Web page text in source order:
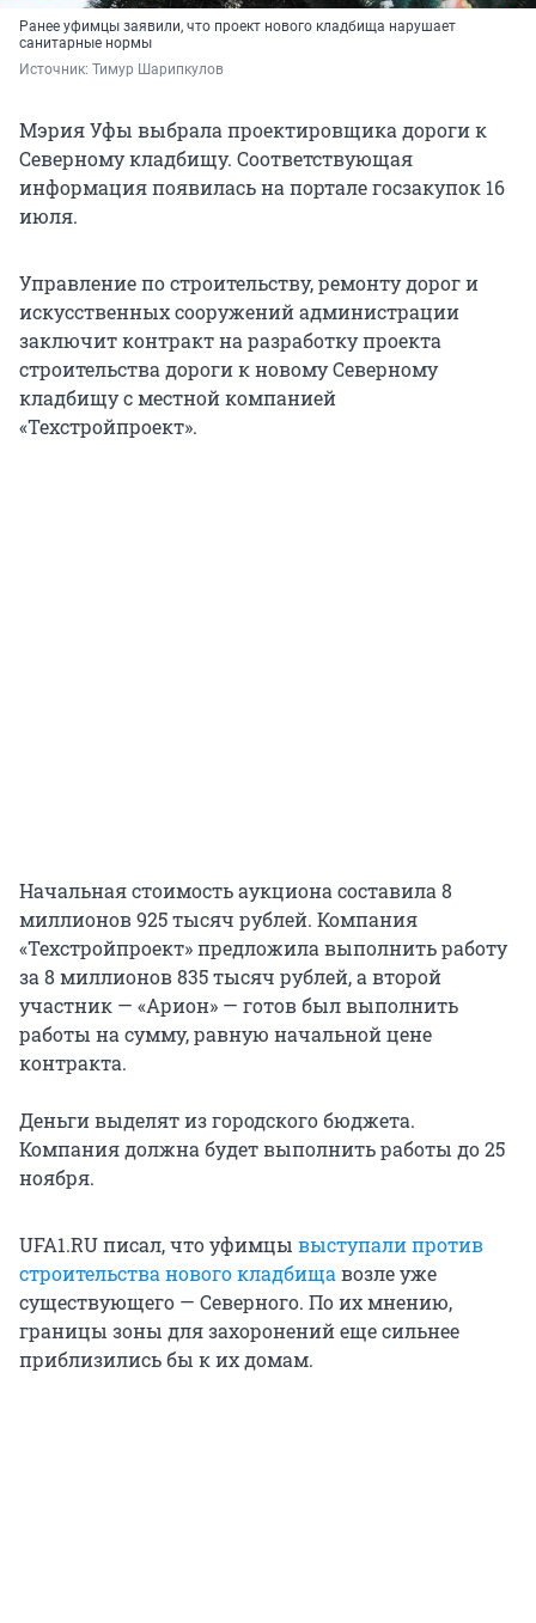
Ранее уфимцы заявили, что проект нового кладбища нарушает
санитарные нормы
Источник: Тимур Шарипкулов
Мэрия Уфы выбрала проектировщика дороги к
Северному кладбищу. Соответствующая
информация появилась на портале госзакупок 16
июля.
Управление по строительству, ремонту дорог и
искусственных сооружений администрации
заключит контракт на разработку проекта
строительства дороги к новому Северному
кладбищу с местной компанией
«Техстройпроект».
Начальная стоимость аукциона составила 8
миллионов 925 тысяч рублей. Компания
«Техстройпроект» предложила выполнить работу
за 8 миллионов 835 тысяч рублей, а второй
участник — «Арион» — готов был выполнить
работы на сумму, равную начальной цене
контракта.
Деньги выделят из городского бюджета.
Компания должна будет выполнить работы до 25
ноября.
UFA1.RU писал, что уфимцы выступали против
строительства нового кладбищавозле уже
существующего — Северного. По их мнению,
границы зоны для захоронений еще сильнее
приблизились бы к их домам.